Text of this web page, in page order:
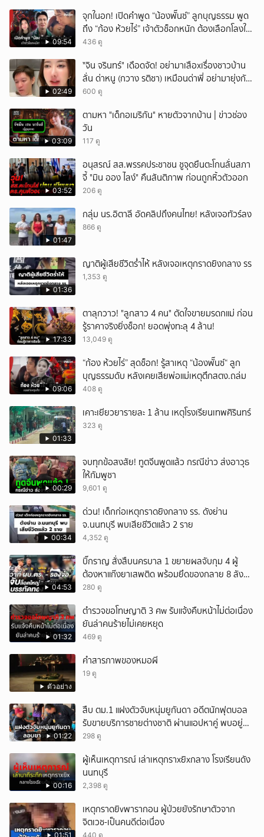
09:54
จุกในอก! เปิดคำพูด “น้องพั๊นซ์” ลูกบุญธรรม พูด
ถึง “ก้อง ห้วยไร่” เจ้าตัวช็อกหนัก ต้องเลือกโลงให้
ลูก!
436 ดู
02:49
ั่"จิน จรินทร์" เดือดจัด! อย่ามาเสือxเรื่องชาวบ้าน
ลั่น ด่าหนู (กวาง รติชา) เหมือนด่าพี่ อย่ามายุ่งกับ
คนของผม จบ!!!
600 ดู
03:09
ตามหา "เด็กอเมริกัน" หายตัวจากบ้าน | ข่าวช่อง
วัน
117 ดู
03:52
อนุสรณ์ สส.พรรคประชาชน ชูจุดยืนตะโกนลั่นสภา
จี้ "มิน ออง ไลง์" คืนสันติภาพ ก่อนถูกหิ้วตัวออก
206 ดู
01:47
กลุ่ม นร.อิตาลี อัดคลิปถึงคนไทย! หลังเจอทัวร์ลง
866 ดู
01:36
ญาติผู้เสียชีวิตร่ำไห้ หลังเจอเหตุกราดยิงกลาง รร
1,353 ดู
17:33
ตาลุกวาว! "ลูกสาว 4 คน" ตัดใจขายมรดกแม่ ก่อน
รู้ราคาจริงยิ่งช็อก! ยอดพุ่งทะลุ 4 ล้าน!
13,049 ดู
09:06
“ก้อง ห้วยไร่” สุดช็อก! รู้สาเหตุ “น้องพั๊นซ์“ ลูก
บุญธรรมดับ หลังเคยเสียพ่อแม่เหตุตึกสตง.ถล่ม
408 ดู
01:33
เคาะเยียวยารายละ 1 ล้าน เหตุโรงเรียนเทพศิรินทร์
323 ดู
00:29
จบทุกข้อสงสัย! ทูตจีนพูดแล้ว กรณีข่าว ส่งอาวุธ
ให้กัมพูชา
9,601 ดู
00:34
ด่วน! เด็กก่อเหตุกราดยิงกลาง รร. ดังย่าน
จ.นนทบุรี พบเสียชีวิตแล้ว 2 ราย
4,352 ดู
04:53
บิ๊กราญ สั่งสืบนครบาล 1 ขยายผลจับกุม 4 ผู้
ต้องหาแก๊งยาเสพติด พร้อมยึดของกลาย 8 ลัง
ส่งผ่านขนส่งเอกชนเข้า กทม.
280 ดู
01:32
ตำรวจขอโทษญาติ 3 ศw รับแจ้งคืบหน้าไม่ต่อเนื่อง
ยันล่าคนร้ายไม่เคยหยุด
469 ดู
ตัวอย่าง
คำสารภาพของหมอผี
19 ดู
01:22
สืบ ตม.1 แฝงตัวจับหนุ่มยูกันดา อดีตนักฟุตบอล
รับขายบริการชายต่างชาติ ผ่านแอปหาคู่ พบอยู่
เกินกำหนดอนุญาต
298 ดู
00:16
ผู้เห็นเหตุการณ์ เล่าเหตุกราxยิxกลาง โรงเรียนดัง
นนทบุรี
2,398 ดู
01:51
เหตุกราดยิvพารากอน ผู้ป่วยยังรักษาตัวจาก
จิตเวช-เป็นคนดีต่อเนื่อง
440 ดู